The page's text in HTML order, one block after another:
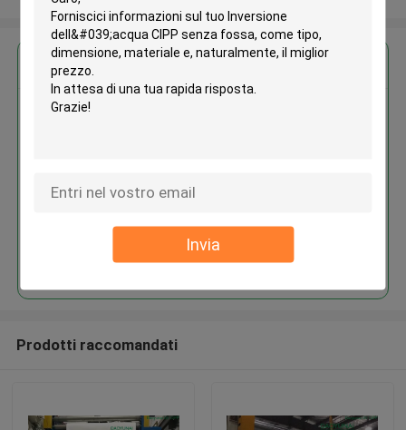
Invia
Ottieni il miglior prezzo per
Prodotti raccomandati